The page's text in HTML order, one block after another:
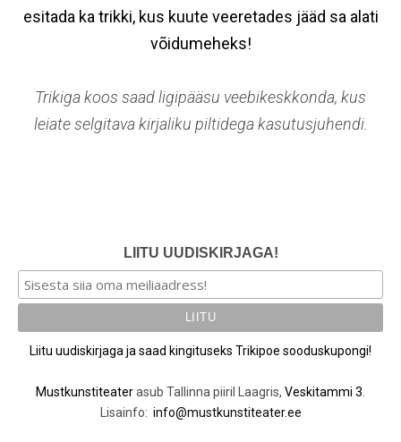
esitada ka trikki, kus kuute veeretades jääd sa alati
võidumeheks!
Trikiga koos saad ligipääsu veebikeskkonda, kus
leiate selgitava kirjaliku piltidega kasutusjuhendi.
LIITU UUDISKIRJAGA!
Liitu uudiskirjaga ja saad kingituseks Trikipoe sooduskupongi!
Mustkunstiteaterasub Tallinna piiril Laagris, Veskitammi 3
Lisainfo: info@mustkunstiteater.ee